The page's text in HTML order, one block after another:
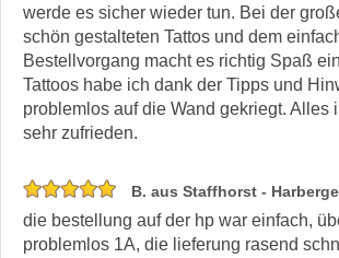
werde es sicher wieder tun. Bei der
schön gestalteten Tattos und dem
Bestellvorgang macht es richtig Spaß
Tattoos habe ich dank der Tipps und
problemlos auf die Wand gekriegt. Alles
sehr zufrieden.
B. aus Staffhorst -
die bestellung auf der hp war einfach,
problemlos 1A, die lieferung rasend